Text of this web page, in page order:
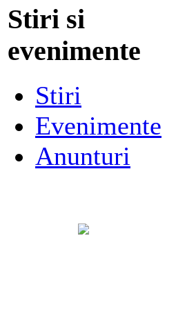
Stiri si
evenimente
Stiri
Evenimente
Anunturi